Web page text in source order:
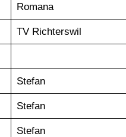
Romana
TV Richterswil
Stefan
Stefan
Stefan